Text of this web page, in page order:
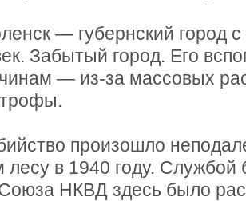
— губернский город
Забытый город. Его
— из-за массовых
произошло
лесу в 1940 году. Службой
НКВД здесь было